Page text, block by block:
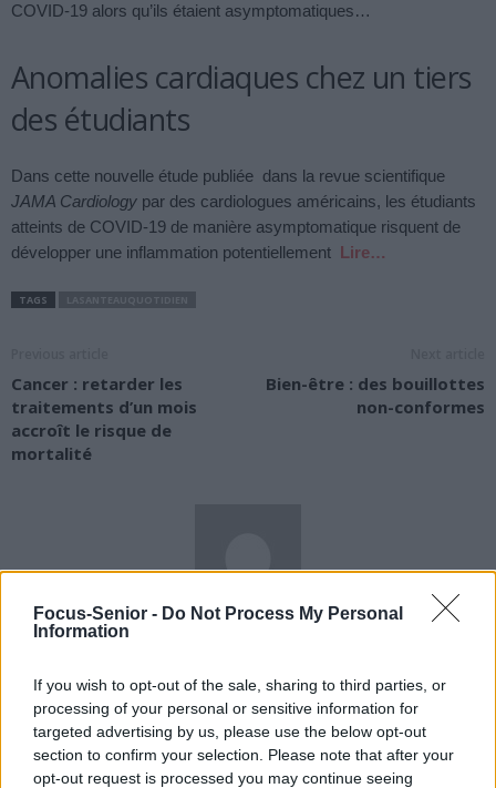
Focus-Senior - Do Not Process My Personal
Information
If you wish to opt-out of the sale, sharing to third parties, or
processing of your personal or sensitive information for
targeted advertising by us, please use the below opt-out
section to confirm your selection. Please note that after your
opt-out request is processed you may continue seeing
COVID-19 alors qu’ils étaient asymptomatiques…
Anomalies cardiaques chez un tiers
des étudiants
Dans cette nouvelle étude publiée dans la revue scientifique
JAMA Cardiology par des cardiologues américains, les étudiants
atteints de COVID-19 de manière asymptomatique risquent de
développer une inflammation potentiellement
Lire…
TAGS
Cancer : retarder les
traitements d’un mois
accroît le risque de
mortalité
Bien-être : des bouillottes
non-conformes
RELATED ARTICLES MORE FROM AUTHOR